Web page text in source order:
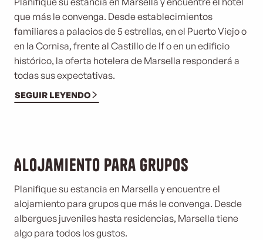
que más le convenga. Desde establecimientos
familiares a palacios de 5 estrellas, en el Puerto Viejo o
en la Cornisa, frente al Castillo de If o en un edificio
histórico, la oferta hotelera de Marsella responderá a
todas sus expectativas.
SEGUIR LEYENDO
Alojamiento para grupos
Planifique su estancia en Marsella y encuentre el
alojamiento para grupos que más le convenga. Desde
albergues juveniles hasta residencias, Marsella tiene
algo para todos los gustos.